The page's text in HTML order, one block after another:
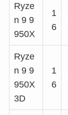
Ryze
n 9 9
950X
1
6
Ryze
n 9 9
950X
3D
1
6